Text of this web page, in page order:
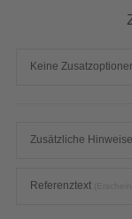
Keine
Zusätzliche Hinweise
Referenztext